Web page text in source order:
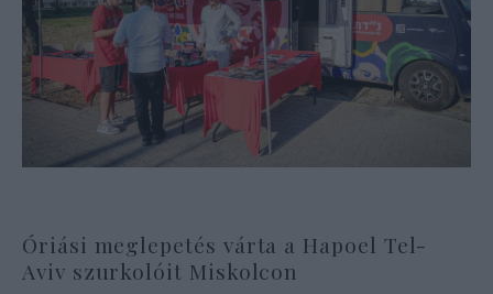
Óriási meglepetés várta a Hapoel Tel-
Aviv szurkolóit Miskolcon